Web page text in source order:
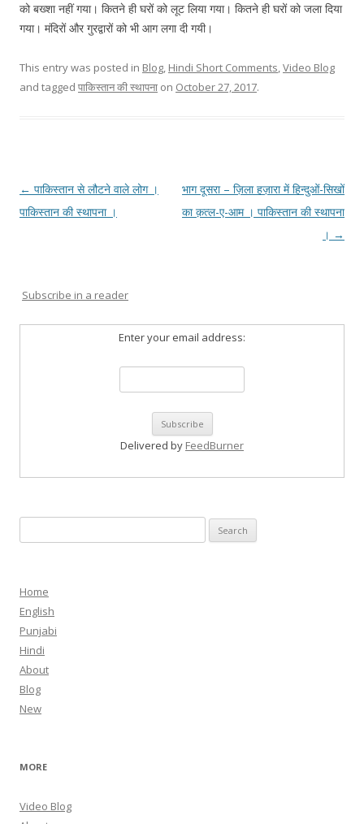
को बख्शा नहीं गया। कितने ही घरों को लूट लिया गया। कितने ही घरों को जला दिया
गया। मंदिरों और गुरद्वारों को भी आग लगा दी गयी।
This entry was posted in Blog, Hindi Short Comments,Video Blog
and tagged पाकिस्तान की स्थापना on October 27, 2017.
Post
navigation
← पाकिस्तान से लौटने वाले लोग ।
पाकिस्तान की स्थापना ।
भाग दूसरा – ज़िला हज़ारा में हिन्दुओं-सिखों
का क़त्ल-ए-आम । पाकिस्तान की स्थापना
। →
Subscribe in a reader
Enter your email address:
Delivered by FeedBurner
for:
Home
English
Punjabi
Hindi
About
Blog
New
MORE
Video Blog